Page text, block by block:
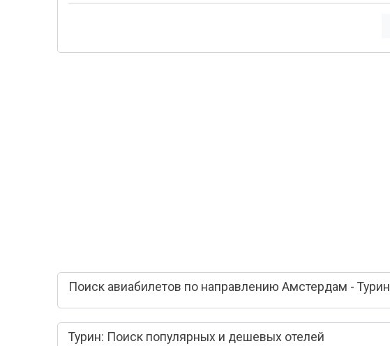
Поиск авиабилетов по направлению Амстердам - Турин
Турин: Поиск популярных и дешевых отелей